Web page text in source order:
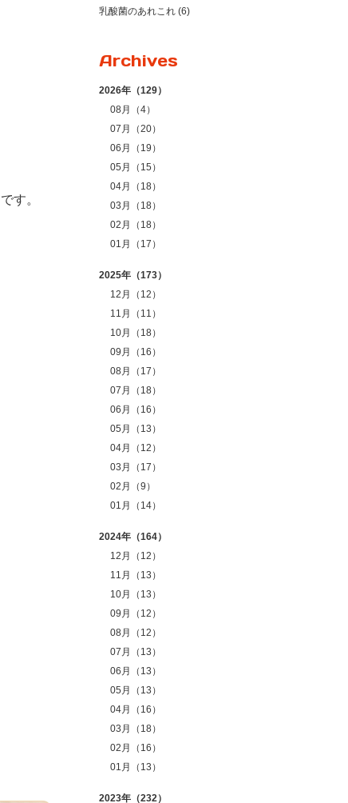
す。
乳酸菌のあれこれ (6)
Archives
2026年（129）
08月（4）
07月（20）
06月（19）
05月（15）
04月（18）
03月（18）
02月（18）
01月（17）
2025年（173）
12月（12）
11月（11）
10月（18）
09月（16）
08月（17）
07月（18）
06月（16）
05月（13）
04月（12）
03月（17）
02月（9）
01月（14）
2024年（164）
12月（12）
11月（13）
10月（13）
09月（12）
08月（12）
07月（13）
06月（13）
05月（13）
04月（16）
03月（18）
02月（16）
01月（13）
2023年（232）